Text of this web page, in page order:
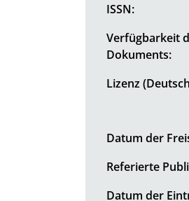
ISSN:
Verfügbarkeit
Dokuments:
Lizenz
Datum der
Referierte
Datum der